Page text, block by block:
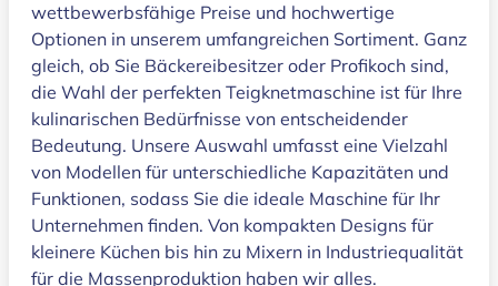
wettbewerbsfähige Preise und hochwertige
Optionen in unserem umfangreichen Sortiment. Ganz
gleich, ob Sie Bäckereibesitzer oder Profikoch sind,
die Wahl der perfekten Teigknetmaschine ist für Ihre
kulinarischen Bedürfnisse von entscheidender
Bedeutung. Unsere Auswahl umfasst eine Vielzahl
von Modellen für unterschiedliche Kapazitäten und
Funktionen, sodass Sie die ideale Maschine für Ihr
Unternehmen finden. Von kompakten Designs für
kleinere Küchen bis hin zu Mixern in Industriequalität
für die Massenproduktion haben wir alles.